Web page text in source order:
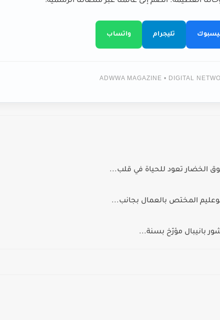
تليجرام واتساب
ADWWA MAGAZINE • DIGITAL
الخضار تعود للحياة في قلب...
المختص بالعمال بجانب...
بانيبال مؤرّخ بسنة...